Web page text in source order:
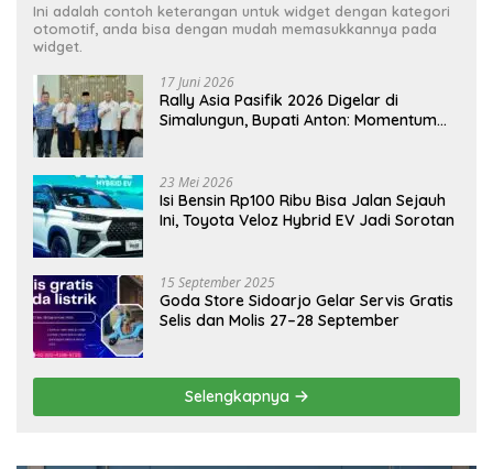
Ini adalah contoh keterangan untuk widget dengan kategori
otomotif, anda bisa dengan mudah memasukkannya pada
widget.
17 Juni 2026
Rally Asia Pasifik 2026 Digelar di
Simalungun, Bupati Anton: Momentum
23 Mei 2026
Isi Bensin Rp100 Ribu Bisa Jalan Sejauh
Ini, Toyota Veloz Hybrid EV Jadi Sorotan
15 September 2025
Goda Store Sidoarjo Gelar Servis Gratis
Selis dan Molis 27–28 September
Selengkapnya